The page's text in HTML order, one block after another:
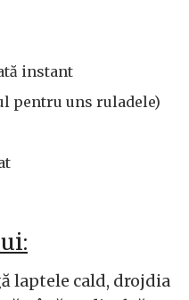
instant
pentru uns ruladele)
laptele cald, drojdia